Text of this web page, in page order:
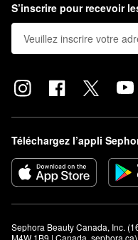
S’inscrire pour recevoir
Téléchargez l’appli
Sephora Beauty Canada, Inc.
M4W 1B9 | Canada,